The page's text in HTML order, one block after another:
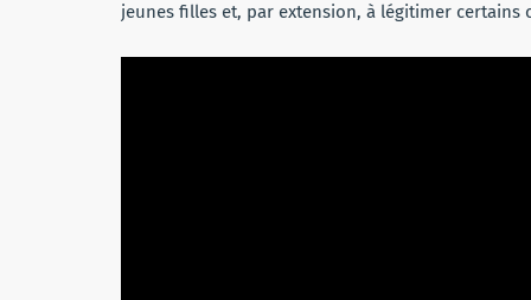
jeunes filles et, par extension, à légitimer certains